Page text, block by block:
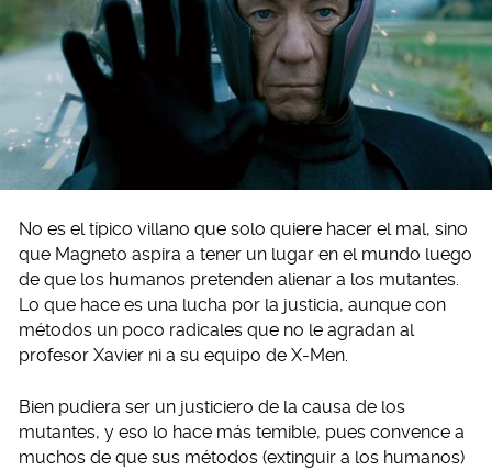
No es el típico villano que solo quiere hacer el mal, sino
que Magneto aspira a tener un lugar en el mundo luego
de que los humanos pretenden alienar a los mutantes.
Lo que hace es una lucha por la justicia, aunque con
métodos un poco radicales que no le agradan al
profesor Xavier ni a su equipo de X-Men.
Bien pudiera ser un justiciero de la causa de los
mutantes, y eso lo hace más temible, pues convence a
muchos de que sus métodos (extinguir a los humanos)